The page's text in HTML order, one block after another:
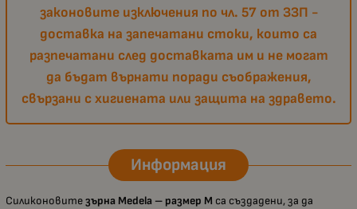
законовите изключения по чл. 57 от ЗЗП -
доставка на запечатани стоки, които са
разпечатани след доставката им и не могат
да бъдат върнати поради съображения,
свързани с хигиената или защита на здравето.
Информация
Силиконовитезърна Medela – размер M са създадени, за да